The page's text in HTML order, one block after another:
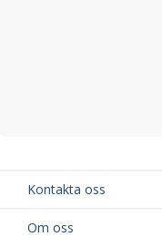
Kontakta oss
Om oss